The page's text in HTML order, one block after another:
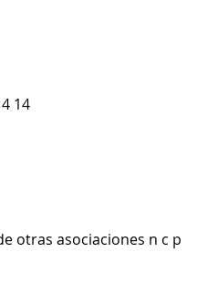
14
otras asociaciones n c p